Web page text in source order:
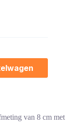
van 8 cm met